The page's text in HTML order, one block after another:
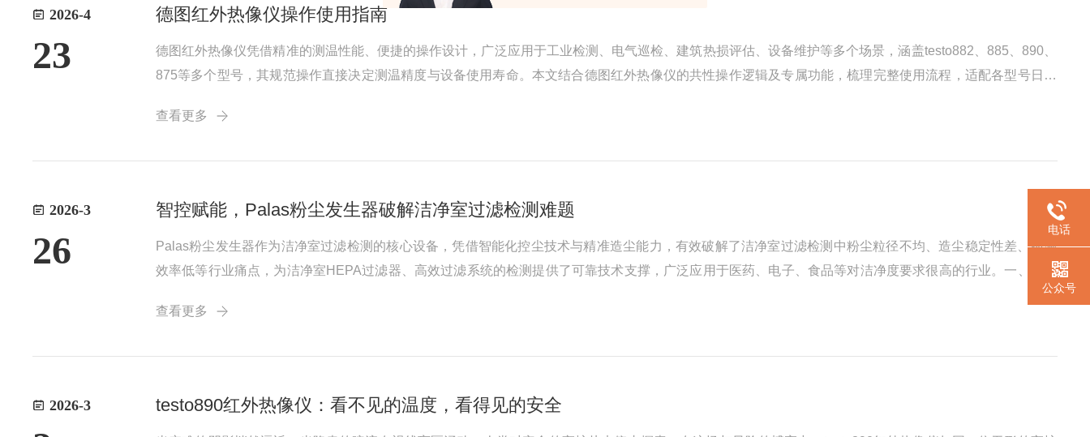
2026-4
23
德图红外热像仪操作使用指南
德图红外热像仪凭借精准的测温性能、便捷的操作设计，广泛应用于工业检测、电气巡检、建筑热损评估、设备维护等多个场景，涵盖testo882、885、890、
875等多个型号，其规范操作直接决定测温精度与设备使用寿命。本文结合德图红外热像仪的共性操作逻辑及专属功能，梳理完整使用流程，适配各型号日常
示，电池安装牢固(可充电电池需确保电量充足，建议...
查看更多
2026-3
26
智控赋能，Palas粉尘发生器破解洁净室过滤检测难题
Palas粉尘发生器作为洁净室过滤检测的核心设备，凭借智能化控尘技术与精准造尘能力，有效破解了洁净室过滤检测中粉尘粒径不均、造尘稳定性差、检测
效率低等行业痛点，为洁净室HEPA过滤器、高效过滤系统的检测提供了可靠技术支撑，广泛应用于医药、电子、食品等对洁净度要求很高的行业。一、洁净
室过滤检测的核心痛点洁净室作为高精度生产、科研的核心场景，其过滤系统的性能直接决定洁净度等级，而传统过滤检测中，粉尘发生器普遍存在三大痛
点，制约检测效率与精度：一是造尘粒径不均匀，无法模拟实际粉尘环...
查看更多
2026-3 testo890红外热像仪：看不见的温度，看得见的安全
电话
公众号